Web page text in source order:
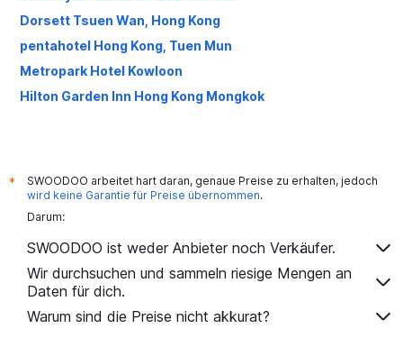
Dorsett Tsuen Wan, Hong Kong
pentahotel Hong Kong, Tuen Mun
Metropark Hotel Kowloon
Hilton Garden Inn Hong Kong Mongkok
*
SWOODOO arbeitet hart daran, genaue Preise zu erhalten, jedoch
wird keine Garantie für Preise übernommen.
Darum:
SWOODOO ist weder Anbieter noch Verkäufer.
Wir durchsuchen und sammeln riesige Mengen an
Daten für dich.
Warum sind die Preise nicht akkurat?